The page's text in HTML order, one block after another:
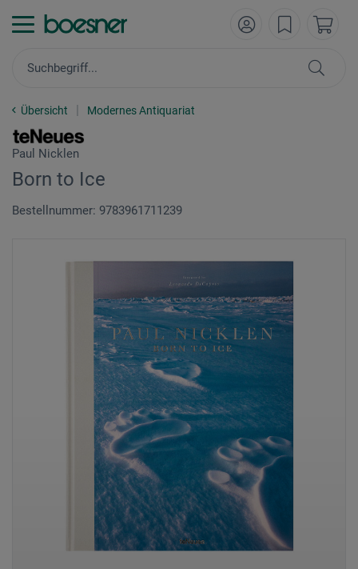
Übersicht Modernes Antiquariat
Paul Nicklen
Born to Ice
Bestellnummer: 9783961711239